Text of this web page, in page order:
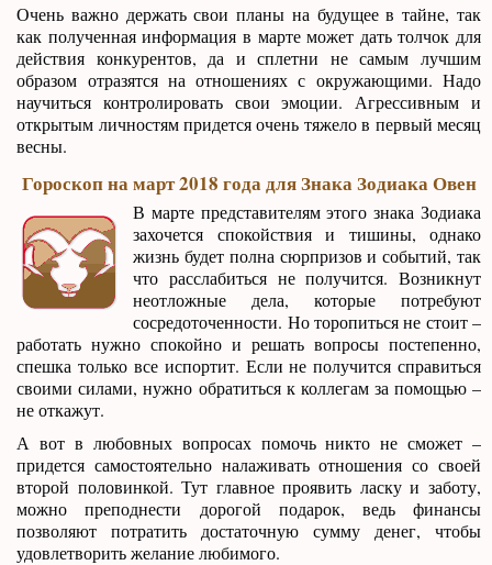
Очень важно держать свои планы на будущее в тайне, так
как полученная информация в марте может дать толчок для
действия конкурентов, да и сплетни не самым лучшим
образом отразятся на отношениях с окружающими. Надо
научиться контролировать свои эмоции. Агрессивным и
открытым личностям придется очень тяжело в первый месяц
весны.
Гороскоп на март 2018 года для Знака Зодиака Овен
В марте представителям этого знака Зодиака
захочется спокойствия и тишины, однако
жизнь будет полна сюрпризов и событий, так
что расслабиться не получится. Возникнут
неотложные дела, которые потребуют
сосредоточенности. Но торопиться не стоит –
работать нужно спокойно и решать вопросы постепенно,
спешка только все испортит. Если не получится справиться
своими силами, нужно обратиться к коллегам за помощью –
не откажут.
А вот в любовных вопросах помочь никто не сможет –
придется самостоятельно налаживать отношения со своей
второй половинкой. Тут главное проявить ласку и заботу,
можно преподнести дорогой подарок, ведь финансы
позволяют потратить достаточную сумму денег, чтобы
удовлетворить желание любимого.